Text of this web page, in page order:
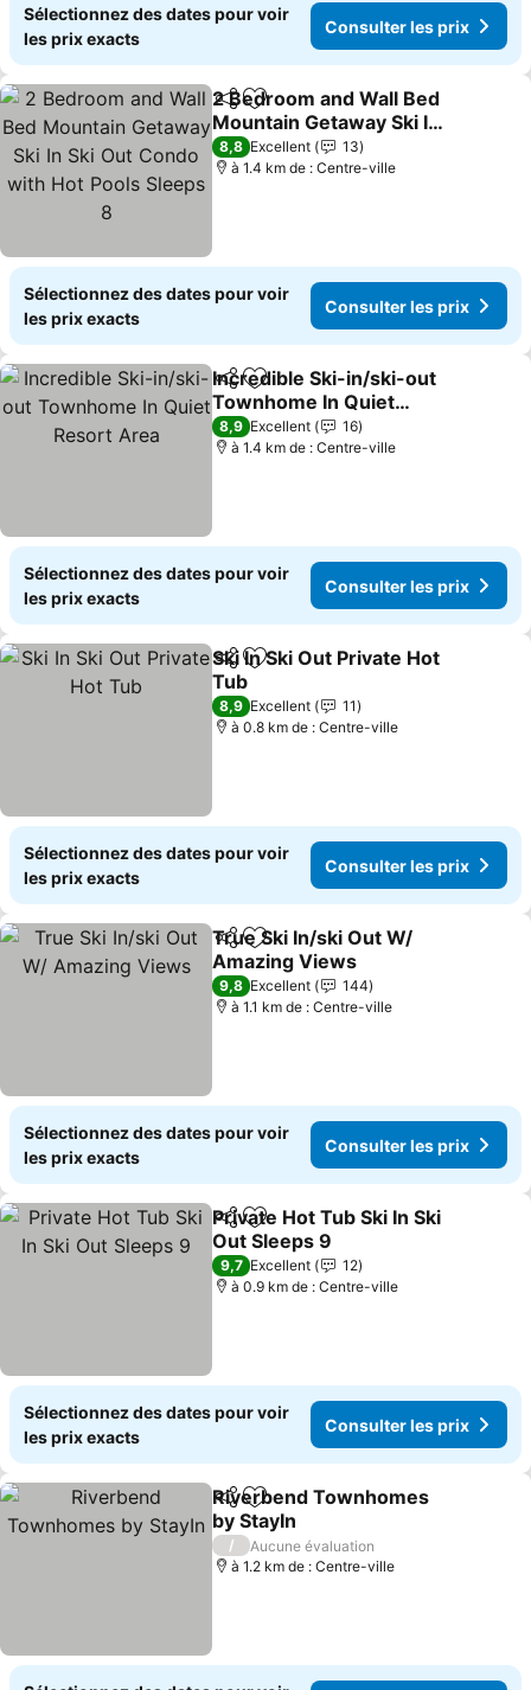
Sélectionnez des dates pour voir
les prix exacts
Consulter les prix
PartagerAjouter à mes favoris
2 Bedroom and Wall Bed
Mountain Getaway Ski In
Ski Out Condo with Hot
Pools Sleeps 8
8,8 Excellent
13
à 1.4 km de : Centre-ville
Sélectionnez des dates pour voir
les prix exacts
Consulter les prix
PartagerAjouter à mes favoris
Incredible Ski-in/ski-out
Townhome In Quiet
Resort Area
8,9 Excellent
16
à 1.4 km de : Centre-ville
Sélectionnez des dates pour voir
les prix exacts
Consulter les prix
PartagerAjouter à mes favoris
Ski In Ski Out Private Hot
Tub
8,9 Excellent
11
à 0.8 km de : Centre-ville
Sélectionnez des dates pour voir
les prix exacts
Consulter les prix
PartagerAjouter à mes favoris
True Ski In/ski Out W/
Amazing Views
9,8 Excellent
144
à 1.1 km de : Centre-ville
Sélectionnez des dates pour voir
les prix exacts
Consulter les prix
PartagerAjouter à mes favoris
Private Hot Tub Ski In Ski
Out Sleeps 9
9,7 Excellent
12
à 0.9 km de : Centre-ville
Sélectionnez des dates pour voir
les prix exacts
Consulter les prix
PartagerAjouter à mes favoris
Riverbend Townhomes
by StayIn
/
Aucune évaluation
à 1.2 km de : Centre-ville